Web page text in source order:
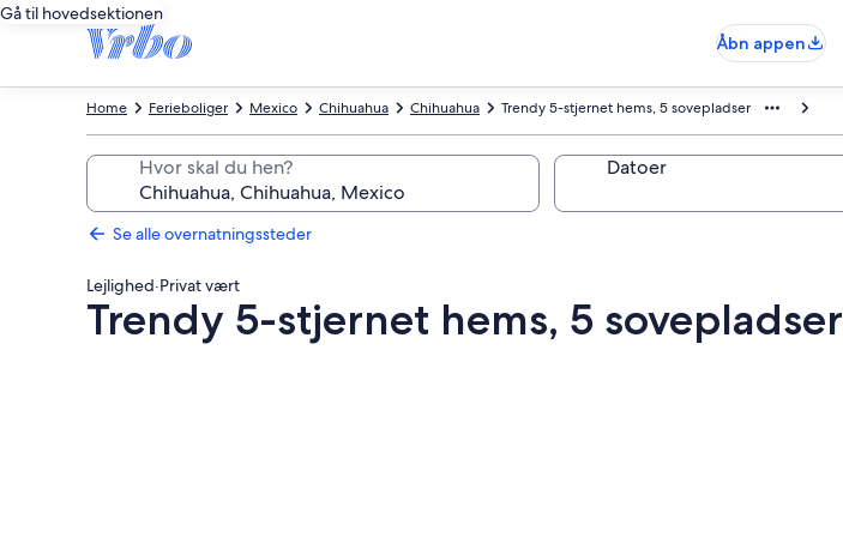
Gå til hovedsektionen
Åbn appen
Trendy 5-stjernet hems, 5 sovepladser
Chihuahua
Chihuahua
Mexico
Ferieboliger
Home
Hvor skal du hen? Datoer
Se alle overnatningssteder
Lejlighed·Privat vært
Trendy 5-stjernet hems, 5 sovepladser